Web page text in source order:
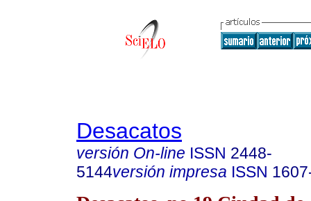
Desacatos
versión On-line ISSN 2448-
5144versión impresa ISSN